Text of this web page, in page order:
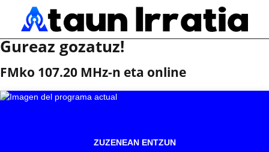
Gureaz gozatuz!
FMko 107.20 MHz-n eta online
ZUZENEAN ENTZUN